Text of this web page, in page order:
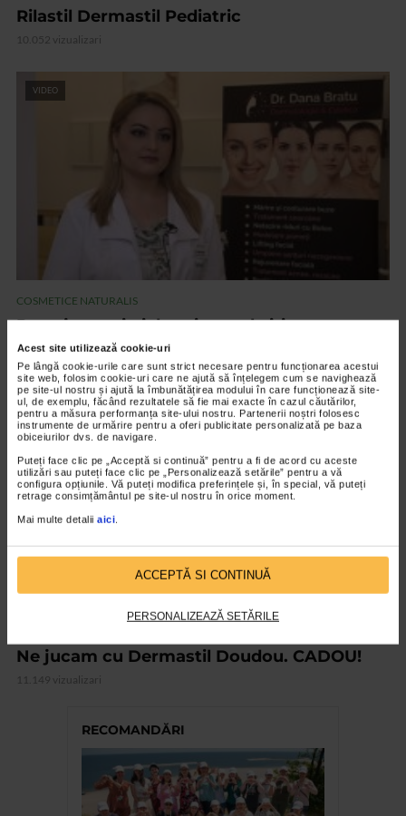
Acest site utilizează cookie-uri
Pe lângă cookie-urile care sunt strict necesare pentru funcționarea acestui
site web, folosim cookie-uri care ne ajută să înțelegem cum se navighează
pe site-ul nostru și ajută la îmbunătățirea modului în care funcționează site-
ul, de exemplu, făcând rezultatele să fie mai exacte în cazul căutărilor,
pentru a măsura performanța site-ului nostru. Partenerii noștri folosesc
instrumente de urmărire pentru a oferi publicitate personalizată pe baza
obiceiurilor dvs. de navigare.
Puteți face clic pe „Acceptă si continuă” pentru a fi de acord cu aceste
utilizări sau puteți face clic pe „Personalizează setările” pentru a vă
configura opțiunile. Vă puteți modifica preferințele și, în special, vă puteți
retrage consimțământul pe site-ul nostru în orice moment.
Mai multe detalii aici.
ACCEPTĂ SI CONTINUĂ
PERSONALIZEAZĂ SETĂRILE
Rilastil Dermastil Pediatric
10.052 vizualizari
VIDEO
COSMETICE NATURALIS
Protejeaza-ti pielea si soarele iti ramane
prieten!
12.755 vizualizari
VIDEO
Ne jucam cu Dermastil Doudou. CADOU!
11.149 vizualizari
RECOMANDĂRI